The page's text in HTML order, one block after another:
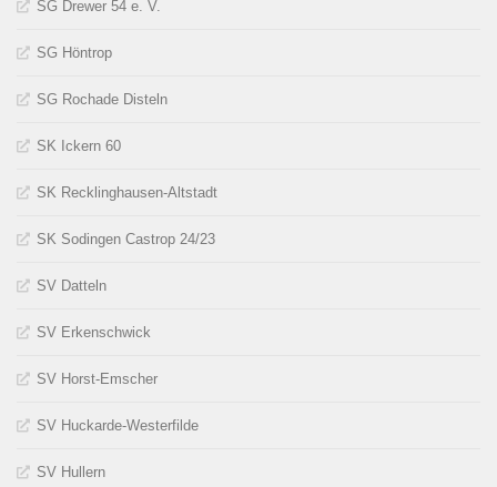
SG Drewer 54 e. V.
SG Höntrop
SG Rochade Disteln
SK Ickern 60
SK Recklinghausen-Altstadt
SK Sodingen Castrop 24/23
SV Datteln
SV Erkenschwick
SV Horst-Emscher
SV Huckarde-Westerfilde
SV Hullern